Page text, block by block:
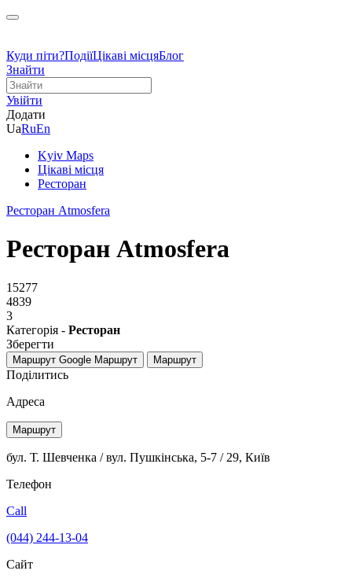
Куди піти?ПодіїЦікаві місцяБлог
Знайти
Увійти
Додати
UaRuEn
Kyiv Maps
Цікаві місця
Ресторан
Ресторан Atmosfera
Ресторан Atmosfera
15277
4839
3
Категорія - Ресторан
Зберегти
Маршрут Google Маршрут Маршрут
Поділитись
Адреса
Маршрут
бул. Т. Шевченка / вул. Пушкінська, 5-7 / 29, Київ
Телефон
Call
(044) 244-13-04
Сайт